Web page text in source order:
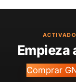
Empieza
Comprar